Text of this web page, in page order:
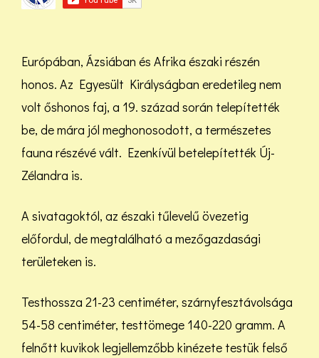
Európában, Ázsiában és Afrika északi részén
honos. Az Egyesült Királyságban eredetileg nem
volt őshonos faj, a 19. század során telepítették
be, de mára jól meghonosodott, a természetes
fauna részévé vált. Ezenkívül betelepítették Új-
Zélandra is.
A sivatagoktól, az északi tűlevelű övezetig
előfordul, de megtalálható a mezőgazdasági
területeken is.
Testhossza 21-23 centiméter, szárnyfesztávolsága
54-58 centiméter, testtömege 140-220 gramm. A
felnőtt kuvikok legjellemzőbb kinézete testük felső